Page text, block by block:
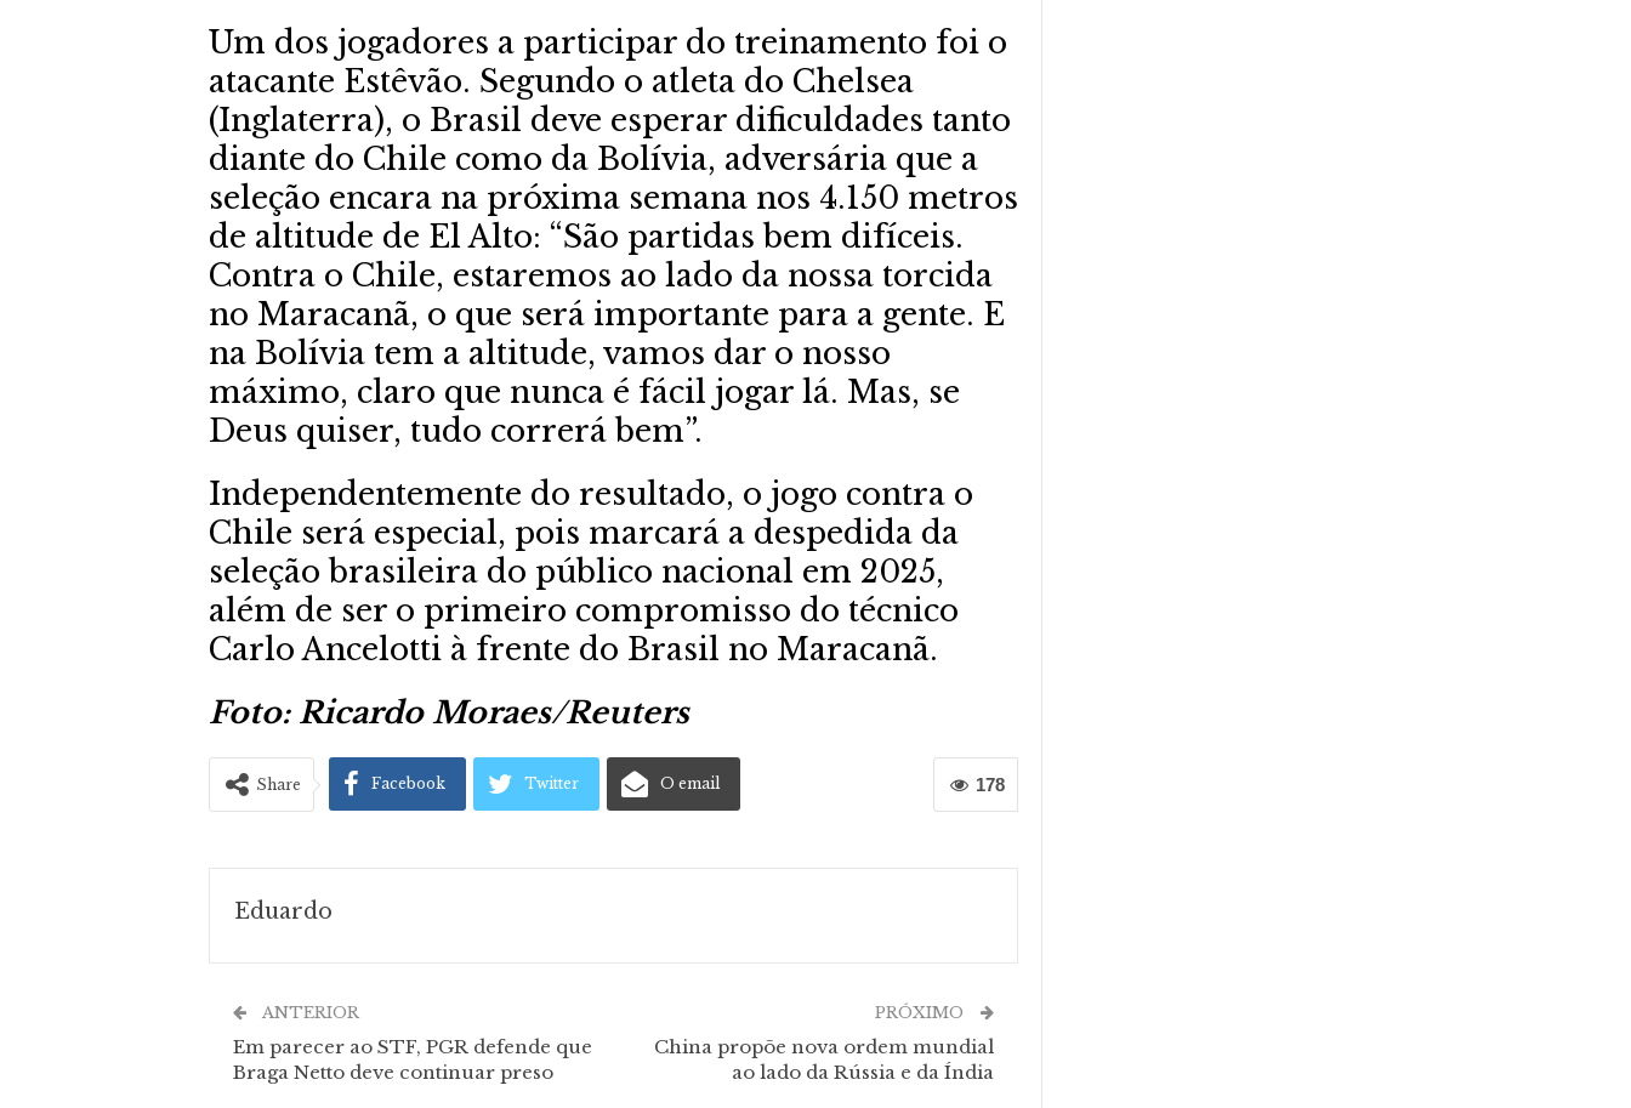
Um dos jogadores a participar do treinamento foi o
atacante Estêvão. Segundo o atleta do Chelsea
(Inglaterra), o Brasil deve esperar dificuldades tanto
diante do Chile como da Bolívia, adversária que a
seleção encara na próxima semana nos 4.150 metros
de altitude de El Alto: “São partidas bem difíceis.
Contra o Chile, estaremos ao lado da nossa torcida
no Maracanã, o que será importante para a gente. E
na Bolívia tem a altitude, vamos dar o nosso
máximo, claro que nunca é fácil jogar lá. Mas, se
Deus quiser, tudo correrá bem”.
Independentemente do resultado, o jogo contra o
Chile será especial, pois marcará a despedida da
seleção brasileira do público nacional em 2025,
além de ser o primeiro compromisso do técnico
Carlo Ancelotti à frente do Brasil no Maracanã.
Foto: Ricardo Moraes/Reuters
178
Share Facebook Twitter O email
Eduardo
ANTERIOR
Em parecer ao STF, PGR defende que
Braga Netto deve continuar preso
PRÓXIMO
China propõe nova ordem mundial
ao lado da Rússia e da Índia